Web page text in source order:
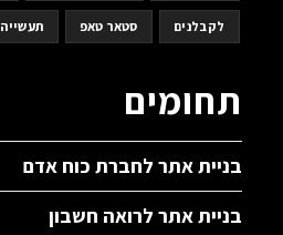
לקבלנים סטאר טאפ תעשייה
תחומים
בניית אתר לחברת כוח אדם
בניית אתר לרואה חשבון